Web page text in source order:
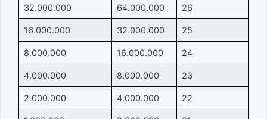
32.000.000 64.000.000 26
16.000.000 32.000.000 25
8.000.000 16.000.000 24
4.000.000 8.000.000 23
2.000.000 4.000.000 22